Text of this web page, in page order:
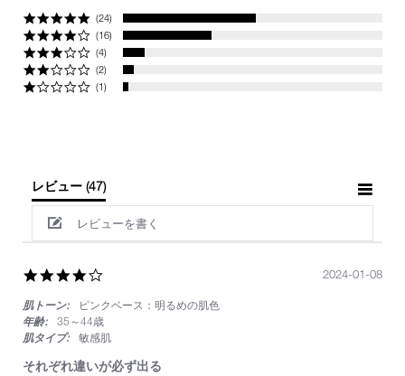
(24)
(16)
(4)
(2)
(1)
レビュー (47)
レビューを書く
rating
肌トーン:
ピンクベース：明るめの肌色
年齢:
35～44歳
肌タイプ:
敏感肌
それぞれ違いが必ず出る
2024-01-08